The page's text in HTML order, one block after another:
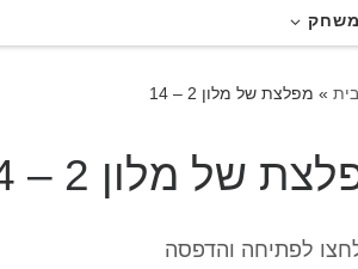
משחק
» מפלצת של מלון 2 – 14
של מלון 2 – 14
לפתיחה והדפסה